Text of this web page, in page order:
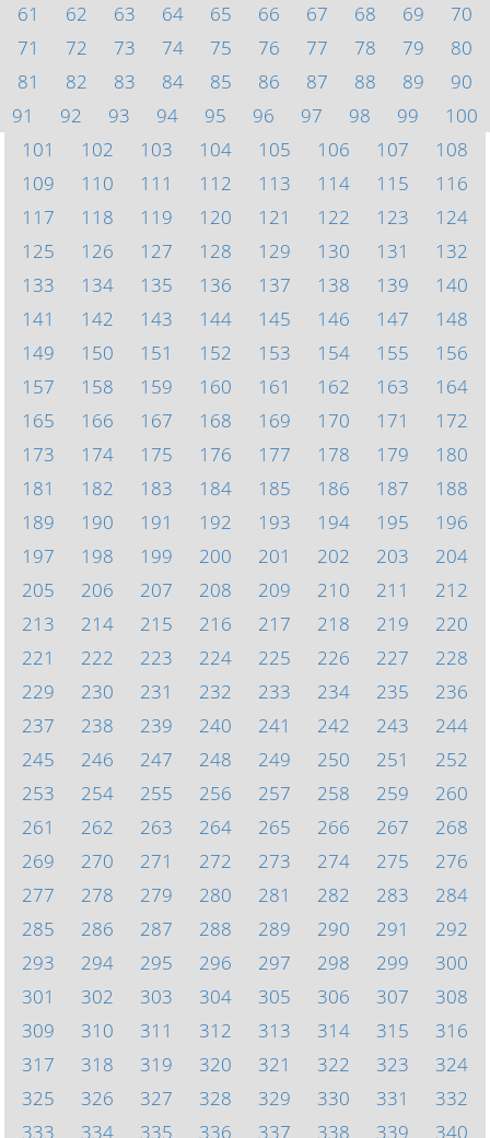
61
62 63 64 65 66 67 68 69
70
71
72 73 74 75 76 77 78 79
80
81
82 83 84 85 86 87 88 89
90
91
92 93 94 95 96 97 98 99
100
101
102 103 104 105 106 107
108
109
110 111 112 113 114 115
116
117
118 119 120 121 122 123
124
125
126 127 128 129 130 131
132
133
134 135 136 137 138 139
140
141
142 143 144 145 146 147
148
149
150 151 152 153 154 155
156
157
158 159 160 161 162 163
164
165
166 167 168 169 170 171
172
173
174 175 176 177 178 179
180
181
182 183 184 185 186 187
188
189
190 191 192 193 194 195
196
197
198 199 200 201 202 203
204
205
206 207 208 209 210 211
212
213
214 215 216 217 218 219
220
221
222 223 224 225 226 227
228
229
230 231 232 233 234 235
236
237
238 239 240 241 242 243
244
245
246 247 248 249 250 251
252
253
254 255 256 257 258 259
260
261
262 263 264 265 266 267
268
269
270 271 272 273 274 275
276
277
278 279 280 281 282 283
284
285
286 287 288 289 290 291
292
293
294 295 296 297 298 299
300
301
302 303 304 305 306 307
308
309
310 311 312 313 314 315
316
317
318 319 320 321 322 323
324
325
326 327 328 329 330 331
332
333
334 335 336 337 338 339 340